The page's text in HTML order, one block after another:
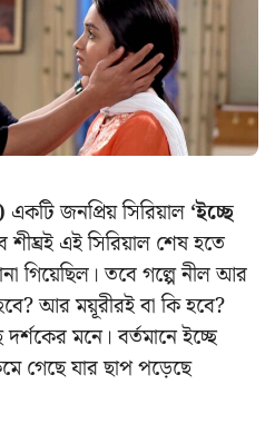
একটি জনপ্রিয় সিরিয়াল‘ইচ্ছে
শীঘ্রই এই সিরিয়াল শেষ হতে
গিয়েছিল। তবে গল্পে নীল আর
আর ময়ূরীরই বা কি হবে?
মনে। বর্তমানে ইচ্ছে
গেছে যার ছাপ পড়েছে